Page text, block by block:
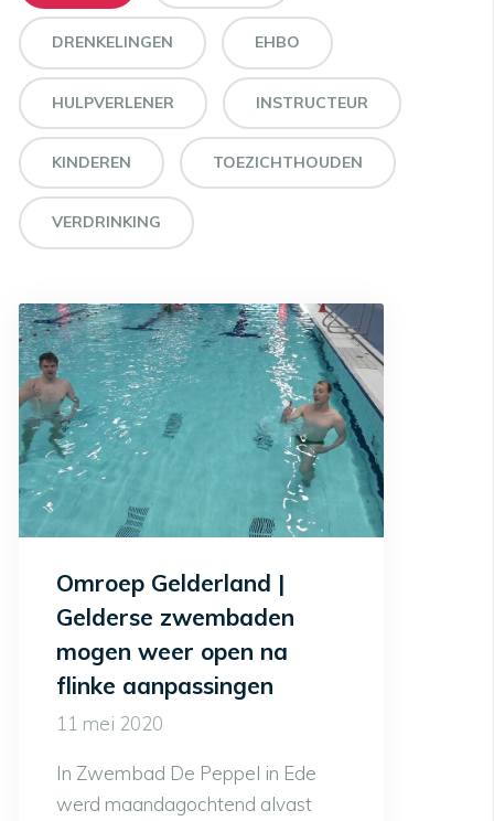
DRENKELINGEN EHBO
HULPVERLENER INSTRUCTEUR
KINDEREN TOEZICHTHOUDEN
VERDRINKING
Omroep Gelderland |
Gelderse zwembaden
mogen weer open na
flinke aanpassingen
11 mei 2020
In Zwembad De Peppel in Ede
werd maandagochtend alvast